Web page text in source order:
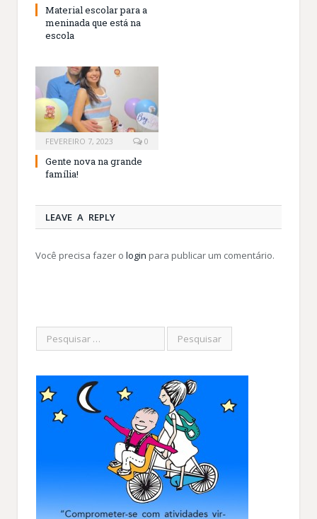
Material escolar para a
meninada que está na
escola
FEVEREIRO 7, 2023 0
Gente nova na grande
família!
LEAVE A REPLY
Você precisa fazer o login para publicar um comentário.